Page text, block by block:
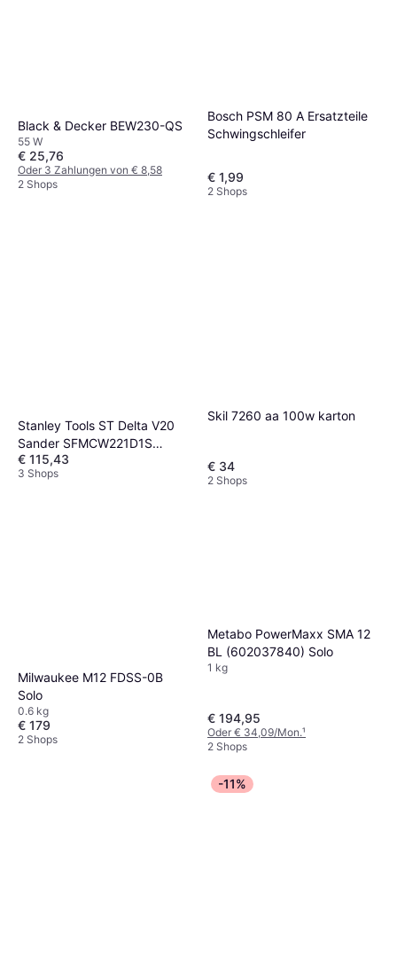
Black & Decker BEW230-QS
55 W
€ 25,76
Oder 3 Zahlungen von € 8,58
2 Shops
Bosch PSM 80 A Ersatzteile
Schwingschleifer
€ 1,99
2 Shops
Stanley Tools ST Delta V20
Sander SFMCW221D1S
1x2.0Ah
€ 115,43
3 Shops
Skil 7260 aa 100w karton
€ 34
2 Shops
Milwaukee M12 FDSS-0B
Solo
0.6 kg
€ 179
2 Shops
Metabo PowerMaxx SMA 12
BL (602037840) Solo
1 kg
€ 194,95
Oder € 34,09/Mon.¹
2 Shops
-11%